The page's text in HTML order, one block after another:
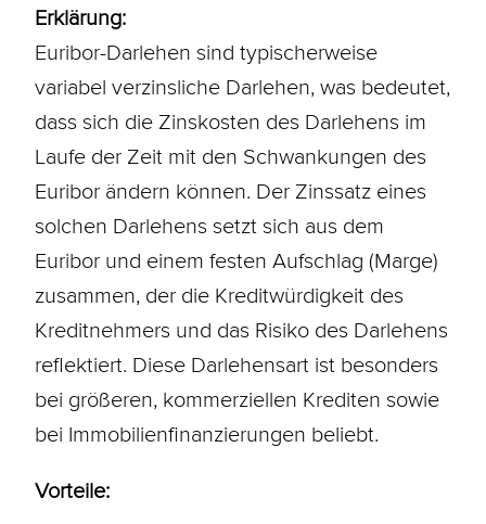
Erklärung:
Euribor-Darlehen sind typischerweise
variabel verzinsliche Darlehen, was bedeutet,
dass sich die Zinskosten des Darlehens im
Laufe der Zeit mit den Schwankungen des
Euriborändern können. Der Zinssatz eines
solchen Darlehens setzt sich aus dem
Euribor und einem festen Aufschlag (Marge)
zusammen, der die Kreditwürdigkeit des
Kreditnehmers und das Risiko des Darlehens
reflektiert. Diese Darlehensart ist besonders
bei größeren, kommerziellen Krediten sowie
bei Immobilienfinanzierungen beliebt.
Vorteile: